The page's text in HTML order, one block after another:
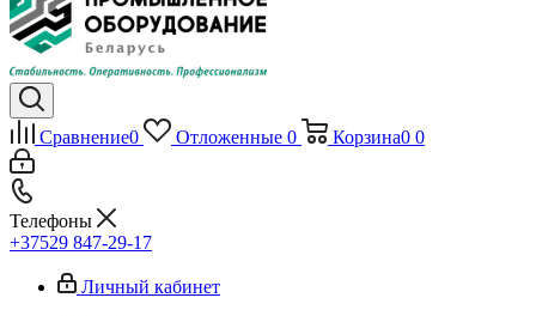
Сравнение0 Отложенные 0 Корзина0 0
Телефоны
+37529 847-29-17‬
Личный кабинет